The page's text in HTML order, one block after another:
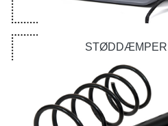
STØDDÆMPER